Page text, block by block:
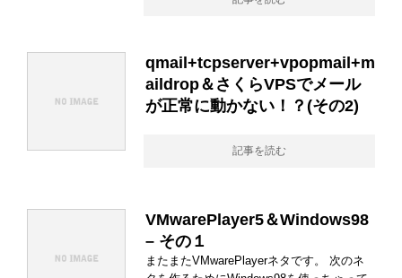
qmail+tcpserver+vpopmail+m
aildrop＆さくらVPSでメール
が正常に動かない！？(その2)
記事を読む
VMwarePlayer5＆Windows98
– その１
またまたVMwarePlayerネタです。 次のネ